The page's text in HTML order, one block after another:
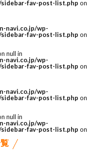
fav-post-list.php on
navi.co.jp/wp-
fav-post-list.php on
null in
navi.co.jp/wp-
fav-post-list.php on
navi.co.jp/wp-
fav-post-list.php on
null in
navi.co.jp/wp-
fav-post-list.php on